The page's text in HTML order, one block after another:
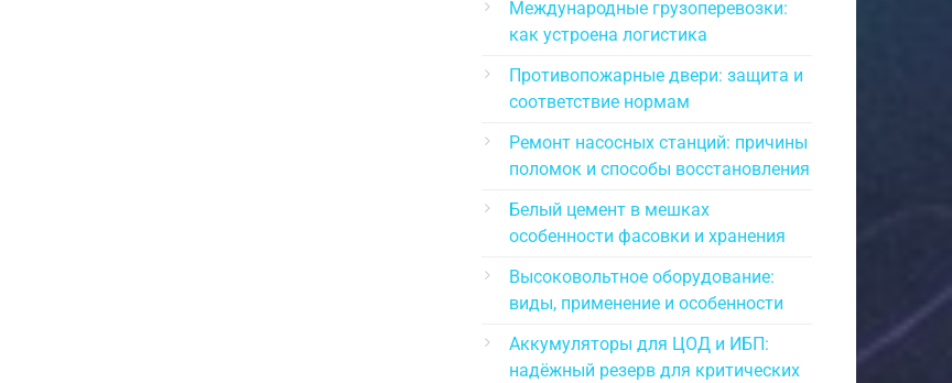
Международные грузоперевозки:
как устроена логистика
Противопожарные двери: защита и
соответствие нормам
Ремонт насосных станций: причины
поломок и способы восстановления
Белый цемент в мешках
особенности фасовки и хранения
Высоковольтное оборудование:
виды, применение и особенности
Аккумуляторы для ЦОД и ИБП:
надёжный резерв для критических